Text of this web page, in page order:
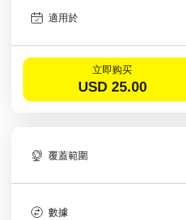
適用於
立即购买
USD 25.00
覆蓋範圍
數據